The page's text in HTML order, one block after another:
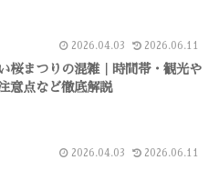
2026.04.03 2026.06.11
桜まつりの混雑｜時間帯・観光や
意点など徹底解説
2026.04.03 2026.06.11